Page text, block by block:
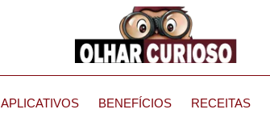
APLICATIVOS BENEFÍCIOS RECEITAS